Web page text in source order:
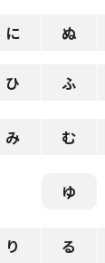
に ぬ
ひ ふ
み む
ゆ
り る